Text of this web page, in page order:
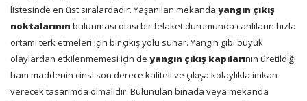
listesinde en üst sıralardadır. Yaşanılan mekanda yangın çıkış
noktalarının bulunması olası bir felaket durumunda canlıların hızla
ortamı terk etmeleri için bir çıkış yolu sunar. Yangın gibi büyük
olaylardan etkilenmemesi için de yangın çıkış kapılarının üretildiği
ham maddenin cinsi son derece kaliteli ve çıkışa kolaylıkla imkan
verecek tasarımda olmalıdır. Bulunulan binada veya mekanda